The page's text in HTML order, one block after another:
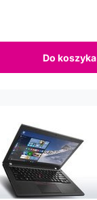
Do koszyka